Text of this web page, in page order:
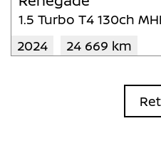
1.5 Turbo T4 130ch
2024
24 669 km